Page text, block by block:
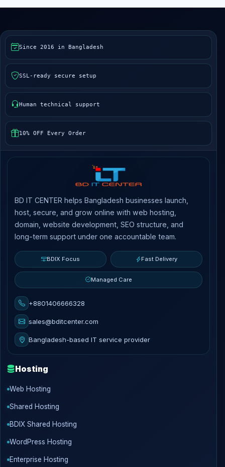
Since 2016 in Bangladesh
SSL-ready secure setup
Human technical support
10% OFF Every Order
BD IT CENTER helps Bangladesh businesses launch,
host, secure, and grow online with web hosting,
domain, website development, SEO structure, and
long-term support under one accountable team.
BDIX Focus Fast Delivery
Managed Care
+8801406666328
sales@bditcenter.com
Bangladesh-based IT service provider
Hosting
Web Hosting
Shared Hosting
BDIX Shared Hosting
WordPress Hosting
Enterprise Hosting